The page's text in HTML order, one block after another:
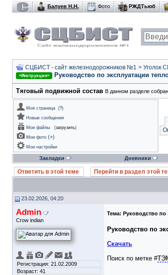
Балуев Н.Н. Фото РЖДТьюб
СЦБИСТ - сайт железнодорожников №1 > Уголок
=Инструкция= Руководство по эксплуатации
Тяговый подвижной состав В данном разделе
Моя страница (?)
Новые сообщения
Мои файлы
(загрузить)
Мои фото (+)
Мои настройки
Закладки Дневники
Ответить в этой теме Перейти в раздел этой
23.02.2026, 04:20
Admin
Crow indian
Регистрация: 21.02.2009
Возраст: 41
Тема: Руководство по
Руководство по
Скачать
Поиск по метке #